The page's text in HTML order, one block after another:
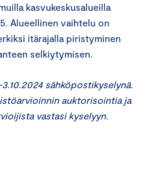
kasvukeskusalueilla
Alueellinen vaihtelu on
itärajalla piristyminen
selkiytymisen.
sähköpostikyselynä.
auktorisointia ja
vastasi kyselyyn.